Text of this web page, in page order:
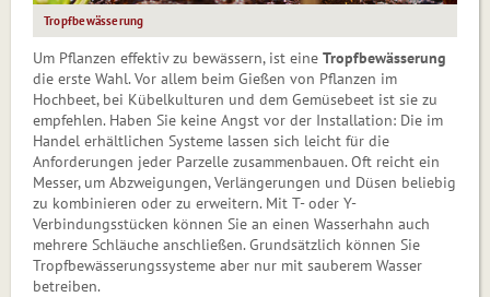
Tropfbewässerung
Um Pflanzen effektiv zu bewässern, ist eine Tropfbewässerung
die erste Wahl. Vor allem beim Gießen von Pflanzen im
Hochbeet, bei Kübelkulturen und dem Gemüsebeet ist sie zu
empfehlen. Haben Sie keine Angst vor der Installation: Die im
Handel erhältlichen Systeme lassen sich leicht für die
Anforderungen jeder Parzelle zusammenbauen. Oft reicht ein
Messer, um Abzweigungen, Verlängerungen und Düsen beliebig
zu kombinieren oder zu erweitern. Mit T- oder Y-
Verbindungsstücken können Sie an einen Wasserhahn auch
mehrere Schläuche anschließen. Grundsätzlich können Sie
Tropfbewässerungssysteme aber nur mit sauberem Wasser
betreiben.